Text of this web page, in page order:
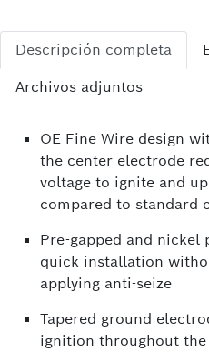
Descripción completa
Archivos adjuntos
OE Fine Wire design
the center electrode
voltage to ignite and
compared to standard
Pre-gapped and
quick installation
applying anti-seize
Tapered ground
ignition throughout